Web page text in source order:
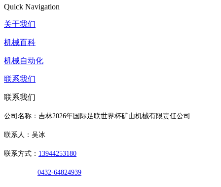
Quick Navigation
关于我们
机械百科
机械自动化
联系我们
联系我们
公司名称：吉林2026年国际足联世界杯矿山机械有限责任公司
联系人：吴冰
联系方式： 13944253180
0432-64824939